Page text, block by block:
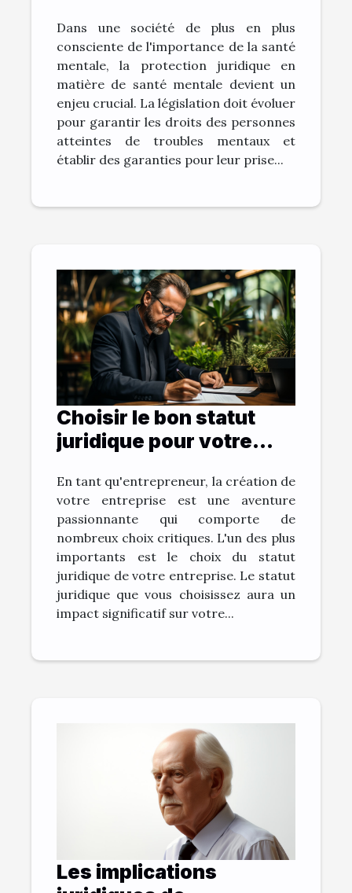
mentale
Dans une société de plus en plus
consciente de l'importance de la santé
mentale, la protection juridique en
matière de santé mentale devient un
enjeu crucial. La législation doit évoluer
pour garantir les droits des personnes
atteintes de troubles mentaux et
établir des garanties pour leur prise...
Choisir le bon statut
juridique pour votre
En tant qu'entrepreneur, la création de
votre entreprise est une aventure
passionnante qui comporte de
nombreux choix critiques. L'un des plus
importants est le choix du statut
juridique de votre entreprise. Le statut
juridique que vous choisissez aura un
impact significatif sur votre...
Les implications